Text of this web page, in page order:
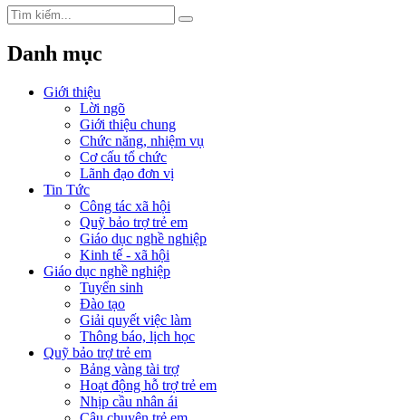
Danh mục
Giới thiệu
Lời ngõ
Giới thiệu chung
Chức năng, nhiệm vụ
Cơ cấu tổ chức
Lãnh đạo đơn vị
Tin Tức
Công tác xã hội
Quỹ bảo trợ trẻ em
Giáo dục nghề nghiệp
Kinh tế - xã hội
Giáo dục nghề nghiệp
Tuyển sinh
Đào tạo
Giải quyết việc làm
Thông báo, lịch học
Quỹ bảo trợ trẻ em
Bảng vàng tài trợ
Hoạt động hỗ trợ trẻ em
Nhịp cầu nhân ái